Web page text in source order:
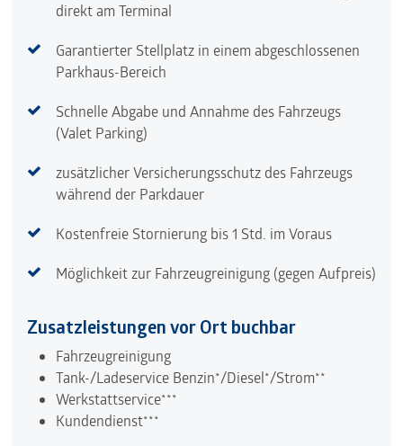
direkt am Terminal
Garantierter Stellplatz in einem abgeschlossenen
Parkhaus-Bereich
Schnelle Abgabe und Annahme des Fahrzeugs
(Valet Parking)
zusätzlicher Versicherungsschutz des Fahrzeugs
während der Parkdauer
Kostenfreie Stornierung bis 1 Std. im Voraus
Möglichkeit zur Fahrzeugreinigung (gegen Aufpreis)
Zusatzleistungen vor Ort buchbar
Fahrzeugreinigung
Tank-/Ladeservice Benzin*/Diesel*/Strom**
Werkstattservice***
Kundendienst***